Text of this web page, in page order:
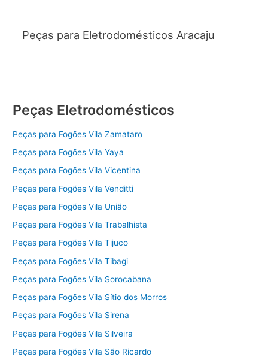
Peças para Eletrodomésticos Aracaju
Peças Eletrodomésticos
Peças para Fogões Vila Zamataro
Peças para Fogões Vila Yaya
Peças para Fogões Vila Vicentina
Peças para Fogões Vila Venditti
Peças para Fogões Vila União
Peças para Fogões Vila Trabalhista
Peças para Fogões Vila Tijuco
Peças para Fogões Vila Tibagi
Peças para Fogões Vila Sorocabana
Peças para Fogões Vila Sítio dos Morros
Peças para Fogões Vila Sirena
Peças para Fogões Vila Silveira
Peças para Fogões Vila São Ricardo